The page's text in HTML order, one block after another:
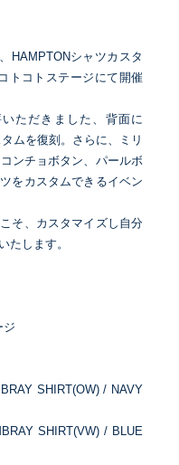
HAMPTONシャツカスタ
トコトステージにて開催
ただきました、背面に
ムを復刻。さらに、ミリ
ンチョボタン、パールボ
をカスタムできるイベン
そ、カスタマイズし自分
たします。
ジ
SHIRT(OW) / NAVY
SHIRT(VW) / BLUE